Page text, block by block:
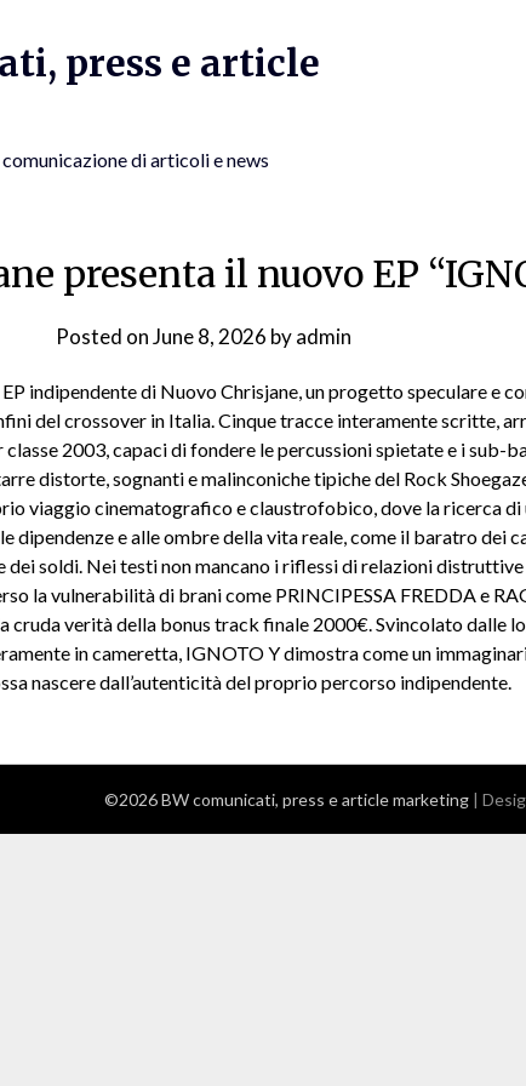
press e article
di articoli e news
presenta il nuovo EP
Posted onJune 8, 2026 byadmin
indipendente di Nuovo Chrisjane, un progetto speculare e
del crossover in Italia. Cinque tracce interamente scritte,
2003, capaci di fondere le percussioni spietate e i sub-
distorte, sognanti e malinconiche tipiche del Rock
viaggio cinematografico e claustrofobico, dove la ricerca di
dipendenze e alle ombre della vita reale, come il baratro dei
dei soldi. Nei testi non mancano i riflessi di relazioni distruttive
la vulnerabilità di brani come PRINCIPESSA FREDDA e
cruda verità della bonus track finale 2000€. Svincolato dalle
in cameretta, IGNOTO Y dimostra come un
nascere dall’autenticità del proprio percorso indipendente.
©2026 BW comunicati, press e article marketing |